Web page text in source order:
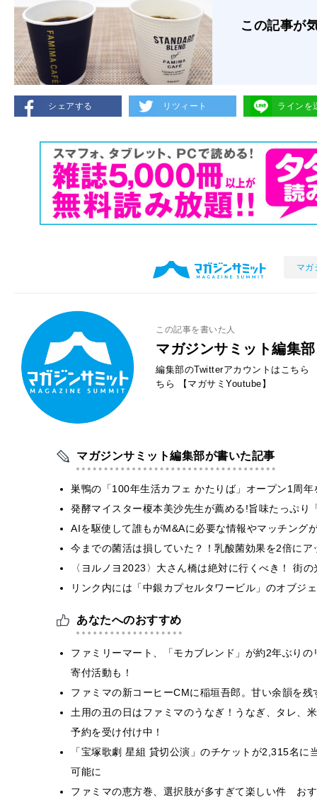
この記事が
シェアする リツィート ラインを
マガ
この記事を書いた人
マガジンサミット編集部
編集部のTwitterアカウントはこちら
ちら
【マガサミYoutube】
マガジンサミット編集部が書いた記事
巣鴨の「100年生活カフェ かたりば」オープン1周
発酵マイスター榎本美沙先生が薦める!旨味たっぷり
AIを駆使して誰もがM&Aに必要な情報やマッチング
今までの菌活は損していた？！乳酸菌効果を2倍に
〈ヨルノヨ2023〉⼤さん橋は絶対に行くべき！ 街
リンク内には「中銀カプセルタワービル」のオブジ
あなたへのおすすめ
ファミリーマート、「モカブレンド」が約2年ぶり
寄付活動も！
ファミマの新コーヒーCMに稲垣吾郎。甘い余韻を残
土用の丑の日はファミマのうなぎ！うなぎ、タレ、
予約を受け付け中！
「宝塚歌劇 星組 貸切公演」のチケットが2,315名
可能に
ファミマの恵方巻、選択肢が多すぎて楽しい件 お